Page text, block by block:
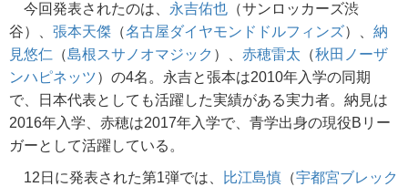
今回発表されたのは、 永吉佑也 （サンロッカーズ渋
谷）、 張本天傑 （名古屋ダイヤモンドドルフィンズ）、 納
見悠仁 （島根スサノオマジック ）、 赤穂雷太 （秋田ノーザ
ンハピネッツ）の4名。永吉と張本は2010年入学の同期
で、日本代表としても活躍した実績がある実力者。納見は
2016年入学、赤穂は2017年入学で、青学出身の現役Bリー
ガーとして活躍している。
12日に発表された第1弾では、 比江島慎 （宇都宮ブレック